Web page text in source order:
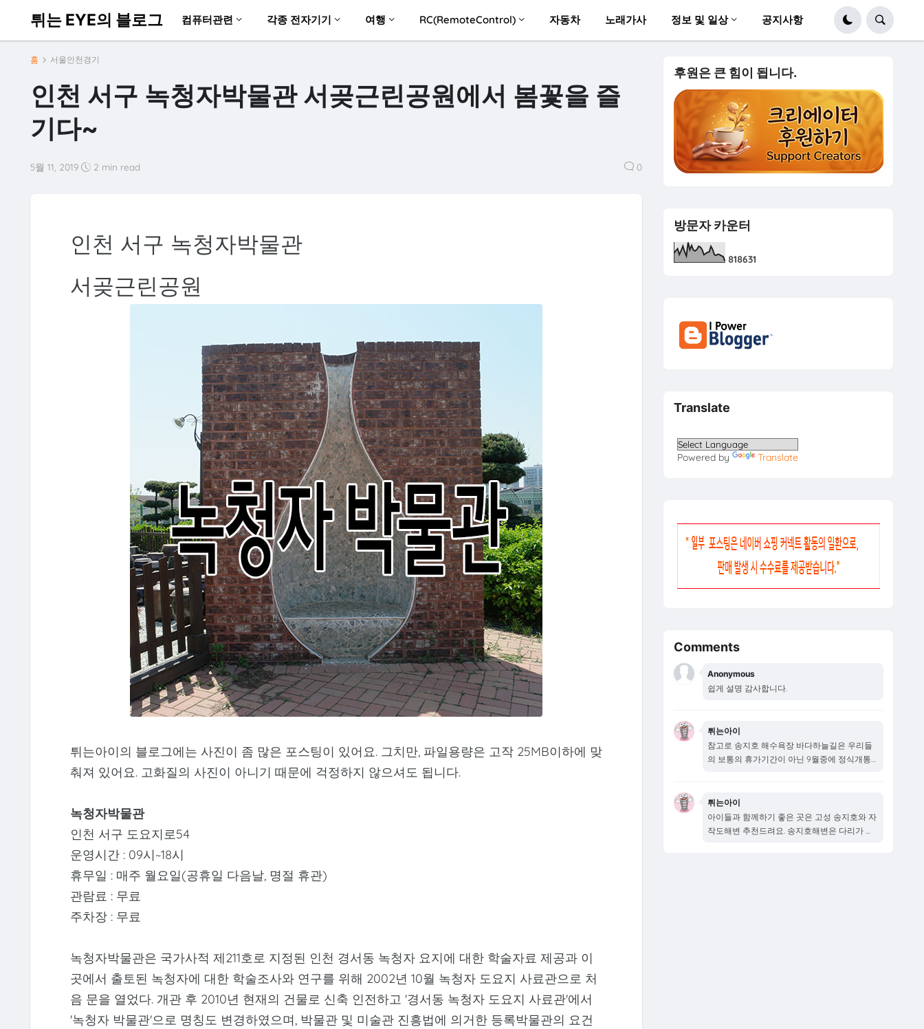
튀는 EYE의 블로그 컴퓨터관련 각종 전자기기 여행 RC(RemoteControl) 자동차 노래가사 정보 및 일상 공지사항
홈 서울인천경기
인천 서구 녹청자박물관 서곶근린공원에서 봄꽃을 즐
기다~
5월 11, 2019 2 min read 0
인천 서구 녹청자박물관
서곶근린공원
튀는아이의 블로그에는 사진이 좀 많은 포스팅이 있어요. 그치만, 파일용량은 고작 25MB이하에 맞
춰져 있어요. 고화질의 사진이 아니기 때문에 걱정하지 않으셔도 됩니다.
녹청자박물관
인천 서구 도요지로54
운영시간 : 09시~18시
휴무일 : 매주 월요일(공휴일 다음날, 명절 휴관)
관람료 : 무료
주차장 : 무료
녹청자박물관은 국가사적 제211호로 지정된 인천 경서동 녹청자 요지에 대한 학술자료 제공과 이
곳에서 출토된 녹청자에 대한 학술조사와 연구를 위해 2002년 10월 녹청자 도요지 사료관으로 처
음 문을 열었다. 개관 후 2010년 현재의 건물로 신축 인전하고 '경서동 녹청자 도요지 사료관'에서
'녹청자 박물관'으로 명칭도 변경하였으며, 박물관 및 미술관 진흥법에 의거한 등록박물관의 요건
후원은 큰 힘이 됩니다.
방문자 카운터
818631
Translate
Powered by Translate
Comments
Anonymous
쉽게 설명 감사합니다.
튀는아이
참고로 송지호 해수욕장 바다하늘길은 우리들
의 보통의 휴가기간이 아닌 9월중에 정식개통
튀는아이
아이들과 함께하기 좋은 곳은 고성 송지호와 자
작도해변 추천드려요. 송지호해변은 다리가 새